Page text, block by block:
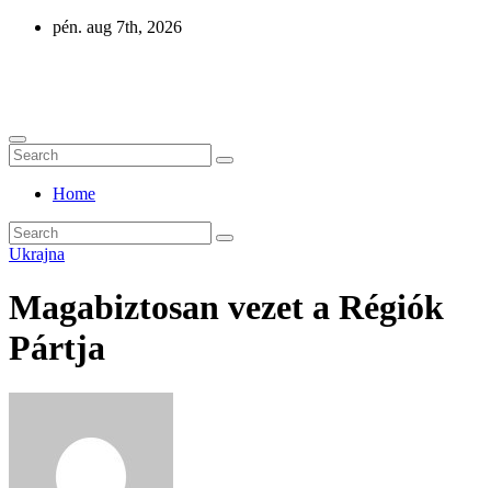
Skip
pén. aug 7th, 2026
Home
Ukrajna
Magabiztosan vezet a Régiók
Pártja